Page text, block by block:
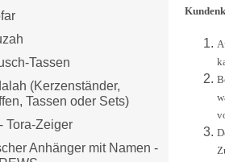
Tassen
(Kerzenständer,
Tassen oder Sets)
Tora-Zeiger
Anhänger mit Namen -